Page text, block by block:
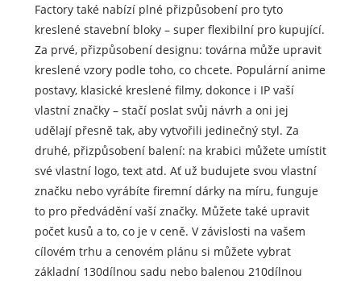
Factory také nabízí plné přizpůsobení pro tyto
kreslené stavební bloky – super flexibilní pro kupující.
Za prvé, přizpůsobení designu: továrna může upravit
kreslené vzory podle toho, co chcete. Populární anime
postavy, klasické kreslené filmy, dokonce i IP vaší
vlastní značky – stačí poslat svůj návrh a oni jej
udělají přesně tak, aby vytvořili jedinečný styl. Za
druhé, přizpůsobení balení: na krabici můžete umístit
své vlastní logo, text atd. Ať už budujete svou vlastní
značku nebo vyrábíte firemní dárky na míru, funguje
to pro předvádění vaší značky. Můžete také upravit
počet kusů a to, co je v ceně. V závislosti na vašem
cílovém trhu a cenovém plánu si můžete vybrat
základní 130dílnou sadu nebo balenou 210dílnou